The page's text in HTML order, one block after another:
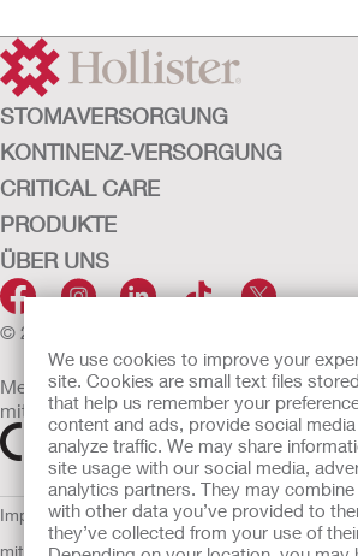
We use cookies to improve your
site. Cookies are small text files
that help us remember your
content and ads, provide social
analyze traffic. We may share
site usage with our social media,
analytics partners. They may
with other data you’ve provided to
they’ve collected from your use of
STOMAVERSORGUNG
KONTINENZ-VERSORGUNG
CRITICAL CARE
PRODUKTE
ÜBER UNS
© 2026 Hollister Incorporated
Medizinprodukte, die innerhalb der EU
mit einem der folgenden Symbole
Impressum AGB Nutzungsbedingungen
mit CookiesEU Whistleblowern-Mitteilung